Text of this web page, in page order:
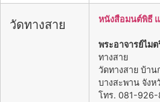
วัดทางสาย หนังสือมนต์พิธี
พระอาจารย์ไม
ทางสาย
วัดทางสาย บ้าน
บางสะพาน จัง
โทร. 081-926-